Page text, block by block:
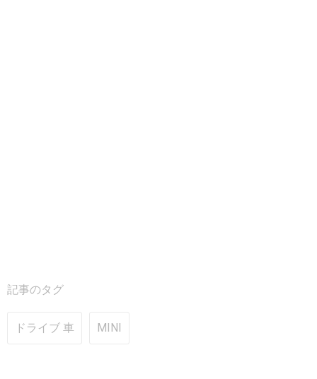
記事のタグ
ドライブ 車 MINI